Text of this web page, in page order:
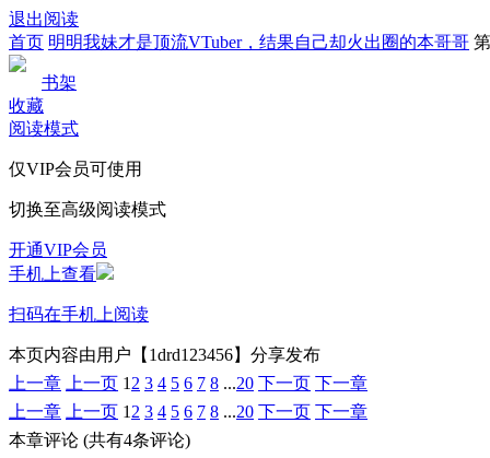
退出阅读
首页 明明我妹才是顶流VTuber，结果自己却火出圈的本哥哥
书架
收藏
阅读模式
仅VIP会员可使用
切换至高级阅读模式
开通VIP会员
手机上查看
扫码在手机上阅读
本页内容由用户【1drd123456】分享发布
上一章
上一页 1 2 3 4 5 6 7 8 ...20 下一页 下一章
上一章
上一页 1 2 3 4 5 6 7 8 ...20 下一页 下一章
本章评论 (共有4条评论)